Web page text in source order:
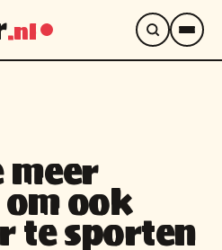
.nl
meer
ook
te sporten